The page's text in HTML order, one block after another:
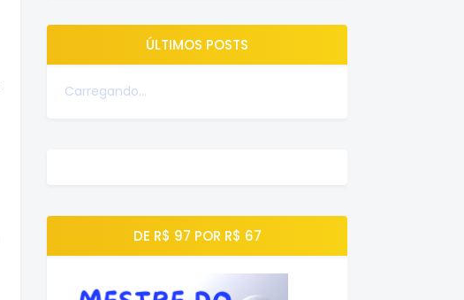
ÚLTIMOS POSTS
Carregando...
DE R$ 97 POR R$ 67